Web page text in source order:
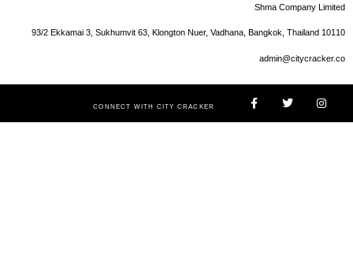
Shma Company Limited
93/2 Ekkamai 3, Sukhumvit 63, Klongton Nuer, Vadhana, Bangkok, Thailand 10110
admin@citycracker.co
CONNECT WITH CITY CRACKER